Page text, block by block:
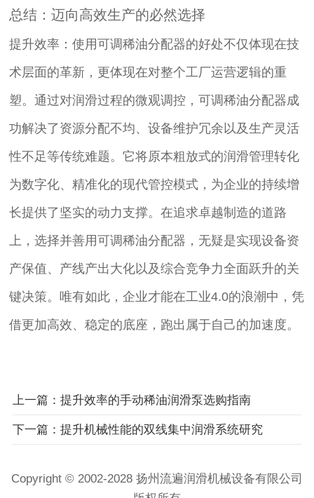
总结：迈向高效生产的必然选择
提升效率：使用可调稀油分配器的好处不仅体现在技
术层面的革新，更体现在对整个工厂运营逻辑的重
塑。通过对润滑过程的微观调控，可调稀油分配器成
功解决了资源分配不均、设备维护冗余以及生产灵活
性不足等传统难题。它将原本粗放式的润滑管理转化
为数字化、精准化的现代管控模式，为企业的持续增
长提供了坚实的动力支撑。在追求卓越制造的道路
上，选择并善用可调稀油分配器，无疑是实现设备资
产保值、产线产出大化以及综合竞争力全面跃升的关
键决策。唯有如此，企业才能在工业4.0的浪潮中，凭
借更加高效、稳定的底座，跑出属于自己的加速度。
上一篇：提升效率的手动稀油润滑泵选购指南
下一篇：提升机械性能的双线集中润滑系统研究
Copyright © 2002-2028 扬州流遍润滑机械设备有限公司